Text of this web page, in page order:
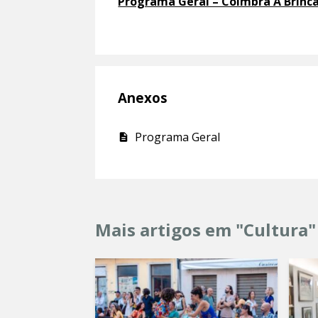
Anexos
Programa Geral
Mais artigos em "Cultura"